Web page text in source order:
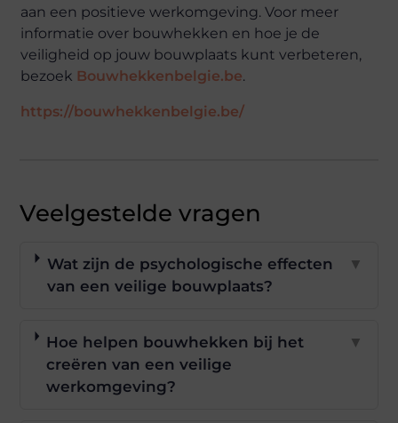
aan een positieve werkomgeving. Voor meer
informatie over bouwhekken en hoe je de
veiligheid op jouw bouwplaats kunt verbeteren,
bezoek Bouwhekkenbelgie.be.
https://bouwhekkenbelgie.be/
Veelgestelde vragen
Wat zijn de psychologische effecten
van een veilige bouwplaats?
▼
Hoe helpen bouwhekken bij het
creëren van een veilige
werkomgeving?
▼